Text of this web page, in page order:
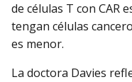
de células T con CAR
tengan células
es menor.
La doctora Davies